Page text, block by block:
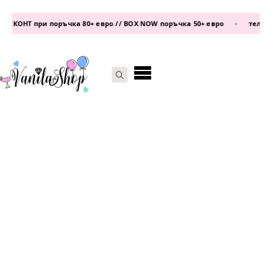
при поръчка 80+ евро // BOX NOW поръчка 50+ евро • телефон: